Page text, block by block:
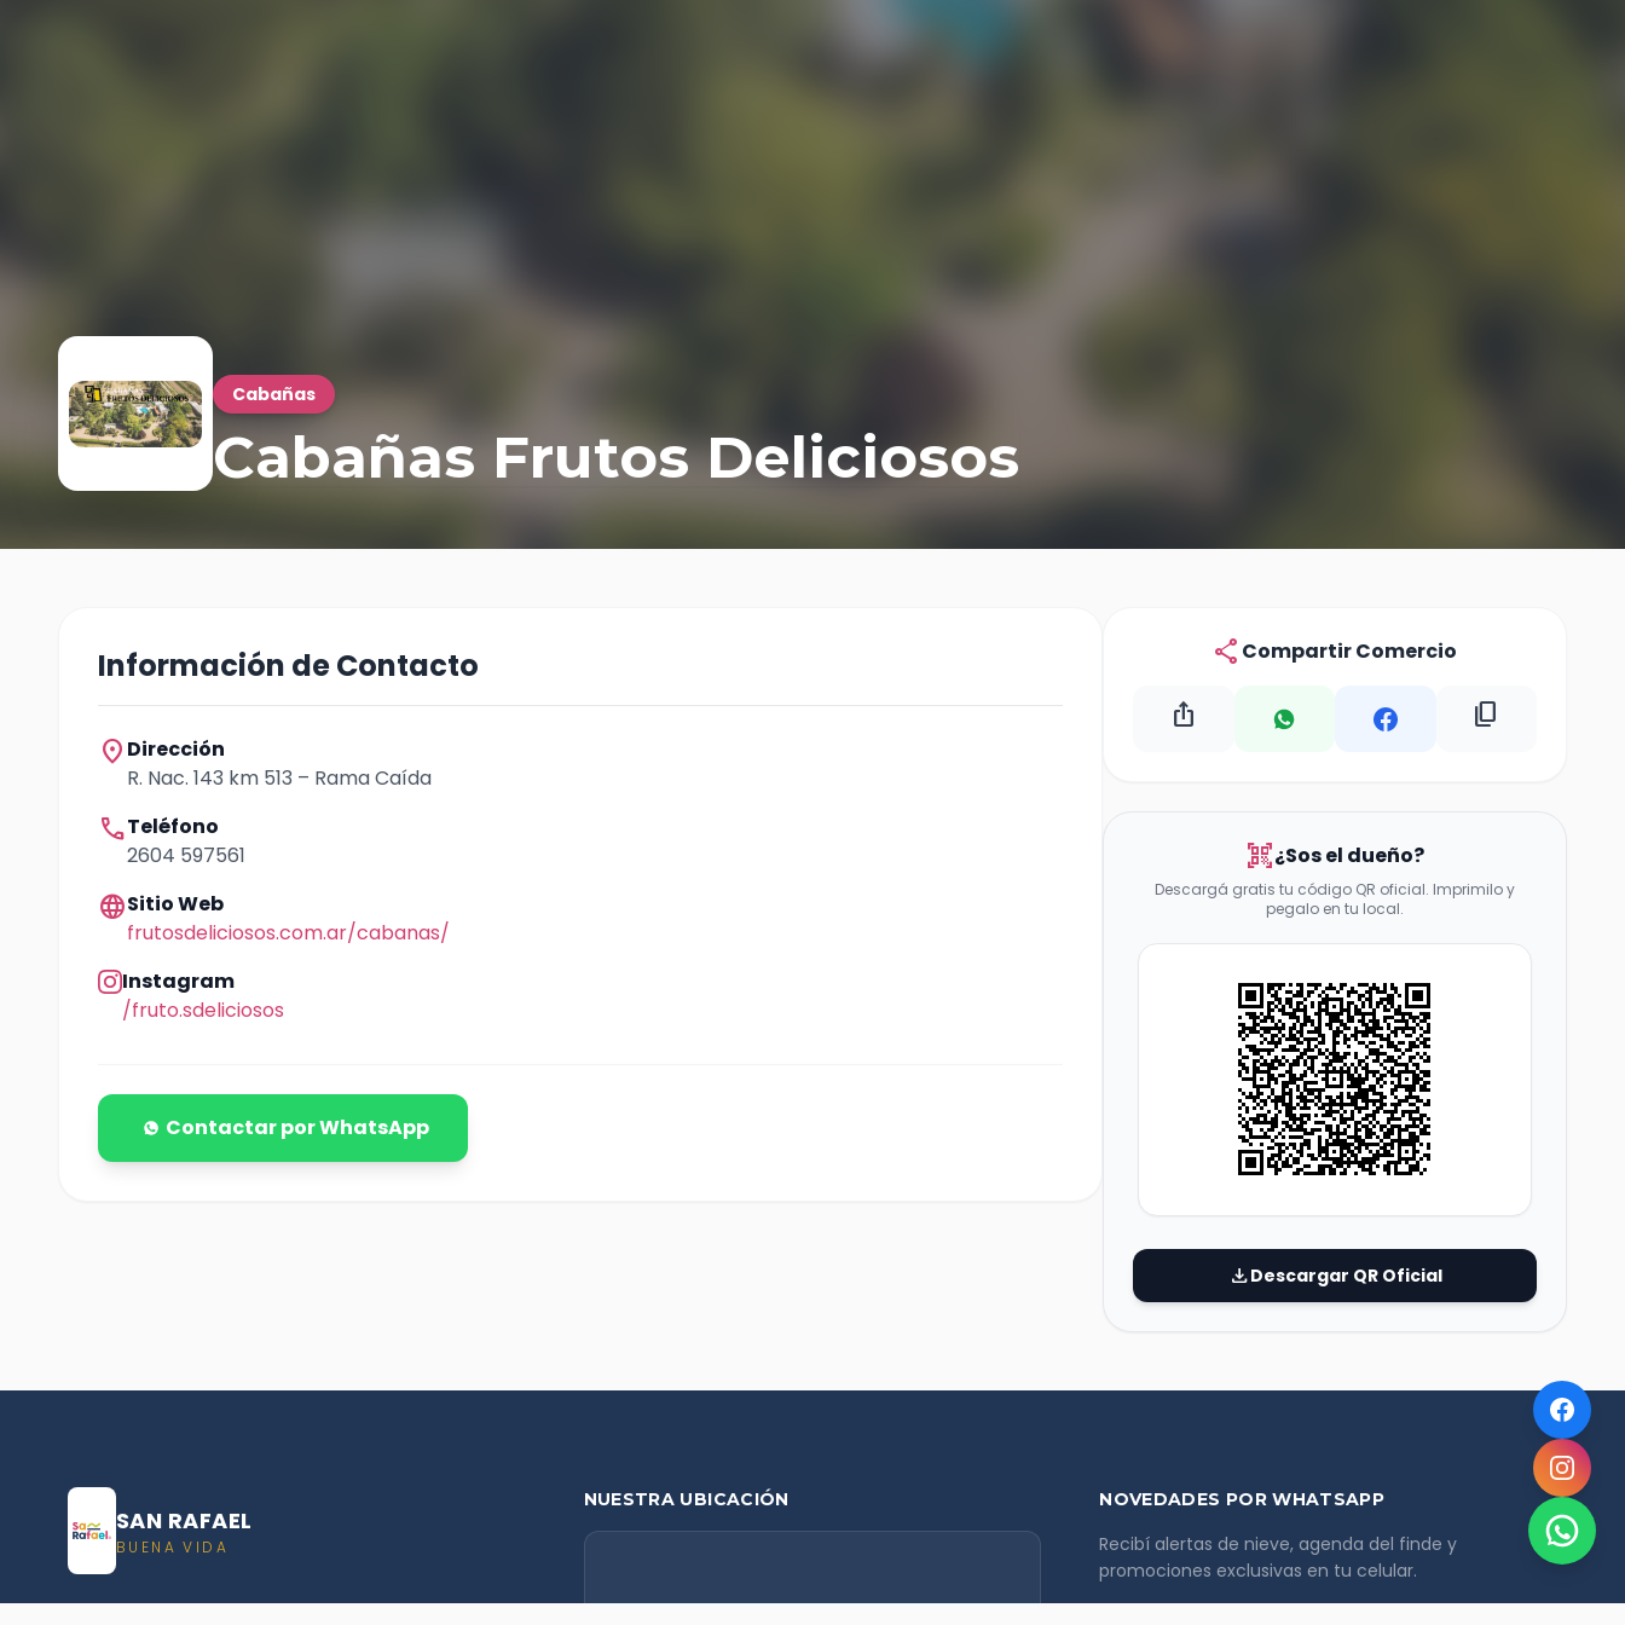
Cabañas
Cabañas Frutos Deliciosos
Información de Contacto
location_on Dirección
R. Nac. 143 km 513 – Rama Caída
callTeléfono
2604 597561
languageSitio Web
frutosdeliciosos.com.ar/cabanas/
Instagram
/fruto.sdeliciosos
Contactar por WhatsApp
share Compartir Comercio
ios_share content_copy
qr_code_scanner¿Sos el dueño?
Descargá gratis tu código QR oficial. Imprimilo y
pegalo en tu local.
downloadDescargar QR Oficial
SAN RAFAEL
BUENA VIDA
NUESTRA UBICACIÓN NOVEDADES POR WHATSAPP
Recibí alertas de nieve, agenda del finde y
promociones exclusivas en tu celular.